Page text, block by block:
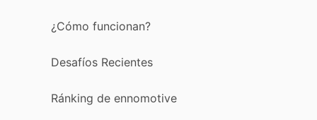
¿Cómo funcionan?
Desafíos Recientes
Ránking de ennomotive